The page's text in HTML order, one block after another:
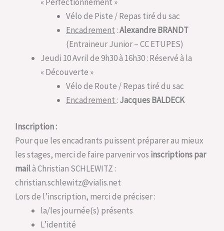
Vélo de Piste / Repas tiré du sac
Encadrement:Alexandre BRANDT
(Entraineur Junior – CC ETUPES)
Jeudi 10 Avril de 9h30 à 16h30 : Réservé à la
« Découverte »
Vélo de Route / Repas tiré du sac
Encadrement: Jacques BALDECK
Inscription :
Pour que les encadrants puissent préparer au mieux
les stages, merci de faire parvenir vos inscriptions par
mailà Christian SCHLEWITZ :
christian.schlewitz@vialis.net
Lors de l’inscription, merci de préciser :
la/les journée(s) présents
L’identité